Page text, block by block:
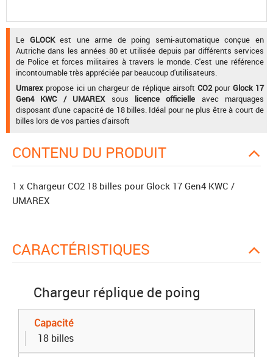
Le GLOCKest une arme de poing semi-automatique conçue en
Autriche dans les années 80 et utilisée depuis par différents services
de Police et forces militaires à travers le monde. C'est une référence
incontournable très appréciée par beaucoup d'utilisateurs.
Umarex propose ici un chargeur de réplique airsoftCO2pour Glock 17
Gen4 KWC / UMAREXsous licence officielle avec marquages
disposant d'une capacité de 18 billes. Idéal pour ne plus être à court de
billes lors de vos parties d'airsoft
CONTENU DU PRODUIT
1 x Chargeur CO2 18 billes pour Glock 17 Gen4 KWC /
UMAREX
CARACTÉRISTIQUES
Chargeur réplique de poing
Capacité
18 billes